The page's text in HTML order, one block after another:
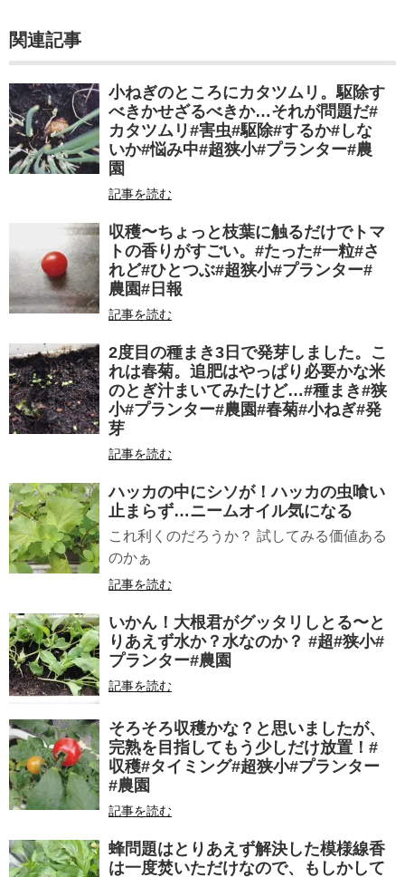
関連記事
小ねぎのところにカタツムリ。駆除す
べきかせざるべきか…それが問題だ#
カタツムリ#害虫#駆除#するか#しな
いか#悩み中#超狭小#プランター#農
園
記事を読む
収穫〜ちょっと枝葉に触るだけでトマ
トの香りがすごい。#たった#一粒#さ
れど#ひとつぶ#超狭小#プランター#
農園#日報
記事を読む
2度目の種まき3日で発芽しました。こ
れは春菊。追肥はやっぱり必要かな米
のとぎ汁まいてみたけど…#種まき#狭
小#プランター#農園#春菊#小ねぎ#発
芽
記事を読む
ハッカの中にシソが！ハッカの虫喰い
止まらず…ニームオイル気になる
これ利くのだろうか？ 試してみる価値ある
のかぁ
記事を読む
いかん！大根君がグッタリしとる〜と
りあえず水か？水なのか？ #超#狭小#
プランター#農園
記事を読む
そろそろ収穫かな？と思いましたが、
完熟を目指してもう少しだけ放置！#
収穫#タイミング#超狭小#プランター
#農園
記事を読む
蜂問題はとりあえず解決した模様線香
は一度焚いただけなので、もしかして